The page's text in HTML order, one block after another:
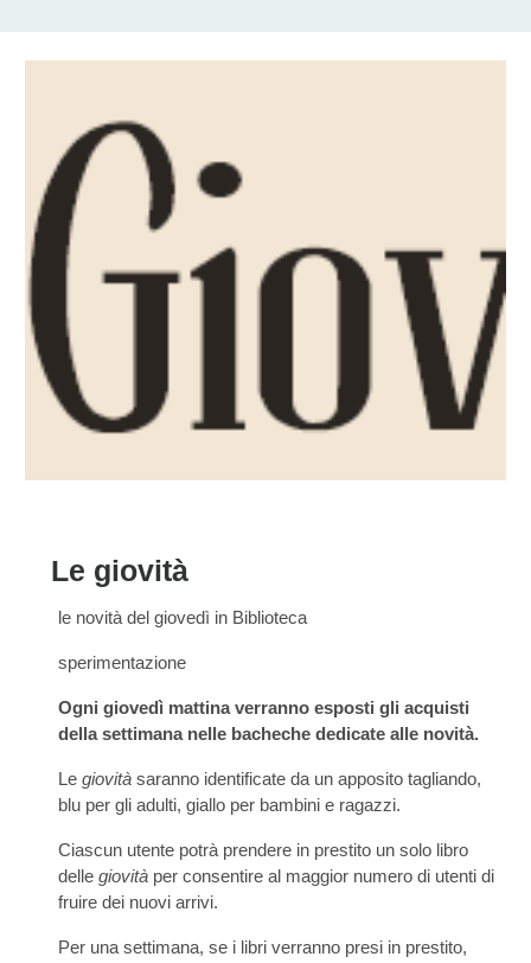
Le giovità
le novità del giovedì in Biblioteca
sperimentazione
Ogni giovedì mattina verranno esposti gli acquisti
della settimana nelle bacheche dedicate alle novità.
Legiovità saranno identificate da un apposito tagliando,
blu per gli adulti, giallo per bambini e ragazzi.
Ciascun utente potrà prendere in prestito un solo libro
dellegiovità per consentire al maggior numero di utenti di
fruire dei nuovi arrivi.
Per una settimana, se i libri verranno presi in prestito,